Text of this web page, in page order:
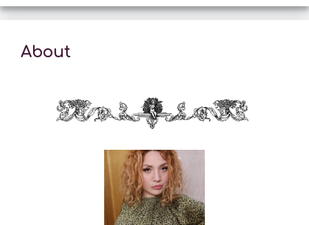
About